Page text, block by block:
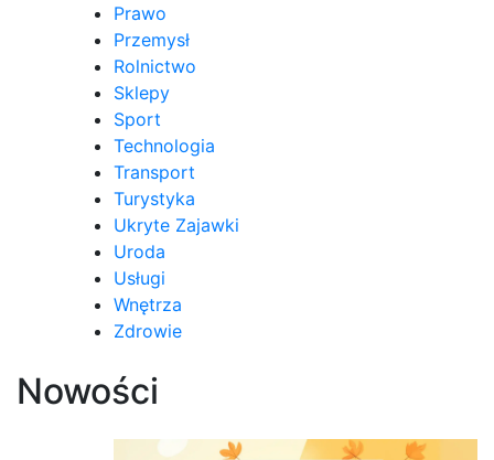
Prawo
Przemysł
Rolnictwo
Sklepy
Sport
Technologia
Transport
Turystyka
Ukryte Zajawki
Uroda
Usługi
Wnętrza
Zdrowie
Nowości